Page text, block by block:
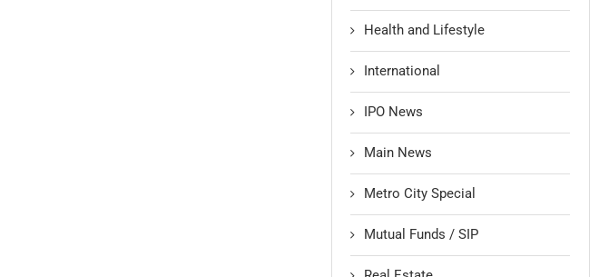
Health and Lifestyle
International
IPO News
Main News
Metro City Special
Mutual Funds / SIP